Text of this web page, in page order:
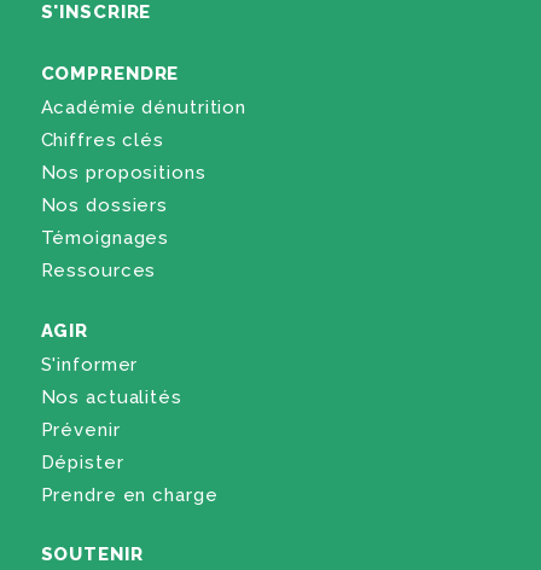
S'INSCRIRE
COMPRENDRE
Académie dénutrition
Chiffres clés
Nos propositions
Nos dossiers
Témoignages
Ressources
AGIR
S'informer
Nos actualités
Prévenir
Dépister
Prendre en charge
SOUTENIR